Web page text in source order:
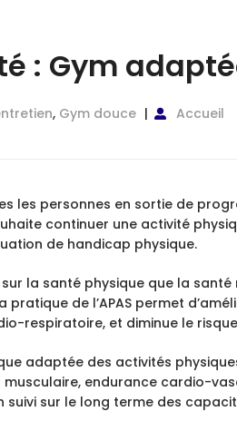
: Gym
, Gym douce Accueil
les personnes en sortie de
continuer une activité
de handicap physique.
sur la santé physique que la
pratique de l’APAS permet
respiratoire, et diminue le
adaptée des activités
endurance cardio-
sur le long terme des